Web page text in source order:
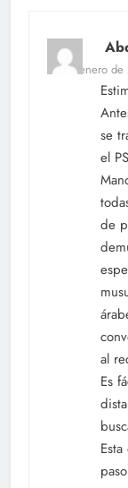
29 de enero
se
el
de
al
Es